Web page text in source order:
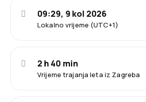
Lokalno vrijeme (UTC+1)
09:29, 9 kol 2026
Vrijeme trajanja leta iz Zagreba
2 h 40 min